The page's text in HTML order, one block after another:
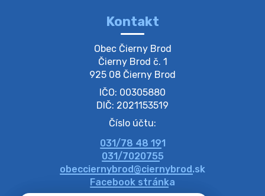
Zber separovaného odpadu plastu-
Szeparált műanya…
Oznamujeme obyvateľom, že v stredu 05. augusta
prebehne zber separovaného odpadu plastu. Prosíme
obyvateľov, aby vrecia s odpadom vyložili pred dom už
večer vopred, nakoľko firma F…
4. augusta 2026 09:51
Oznámenie o plánovanom prerušení dodávky
elektri…
Oznamujeme Vám, že v určitých dňoch bude v
niektorých častiach našej obce plánované prerušenie
Kontakt
Obec Čierny Brod
Čierny Brod č. 1
925 08 Čierny Brod
IČO: 00305880
DIČ: 2021153519
Číslo účtu:
031/78 48 191
031/7020755
obecciernybrod@ciernybrod.sk
Facebook stránka